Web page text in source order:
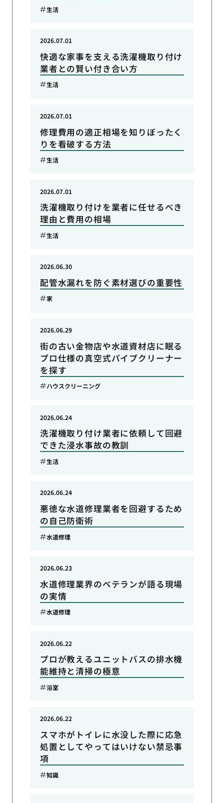
生活
快適な家事を支える洗濯機取り付け
業者との賢い付き合い方
2026.07.01
生活
修理費用の適正相場を知りぼったく
りを看破する方法
2026.07.01
生活
洗濯機取り付けを業者に任せるべき
理由と費用の相場
2026.07.01
生活
配管水漏れを防ぐ素材選びの重要性
2026.06.30
家
街の古い金物店や水道資材店に眠る
プロ仕様の真空式パイプクリーナー
を探す
2026.06.29
ハウスクリーニング
洗濯機取り付け業者に依頼して回避
できた浸水事故の教訓
2026.06.24
生活
悪徳な水道修理業者を回避するため
の自己防衛術
2026.06.24
水道修理
水道修理業界のベテランが語る現場
の実情
2026.06.23
水道修理
プロが教えるユニットバスの排水機
能維持と清掃の極意
2026.06.22
浴室
スマホがトイレに水没した際に応急
処置としてやってはいけない禁忌事
項
2026.06.22
知識